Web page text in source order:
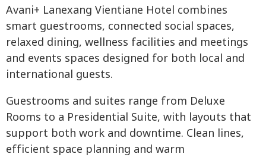
Avani+ Lanexang Vientiane Hotel combines
smart guestrooms, connected social spaces,
relaxed dining, wellness facilities and meetings
and events spaces designed for both local and
international guests.
Guestrooms and suites range from Deluxe
Rooms to a Presidential Suite, with layouts that
support both work and downtime. Clean lines,
efficient space planning and warm